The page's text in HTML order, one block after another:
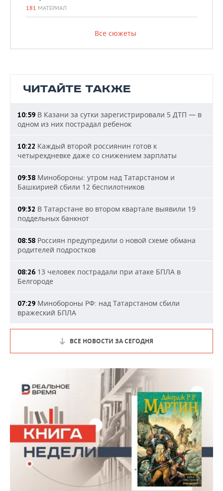
181 МАТЕРИАЛ
Все сюжеты
ЧИТАЙТЕ ТАКЖЕ
10:59 В Казани за сутки зарегистрировали 5 ДТП — в
одном из них пострадал ребенок
10:22 Каждый второй россиянин готов к
четырехдневке даже со снижением зарплаты
09:38 Минобороны: утром над Татарстаном и
Башкирией сбили 12 беспилотников
09:32 В Татарстане во втором квартале выявили 19
поддельных банкнот
08:58 Россиян предупредили о новой схеме обмана
родителей подростков
08:26 13 человек пострадали при атаке БПЛА в
Белгороде
07:29 Минобороны РФ: над Татарстаном сбили
вражеский БПЛА
ВСЕ НОВОСТИ ЗА СЕГОДНЯ